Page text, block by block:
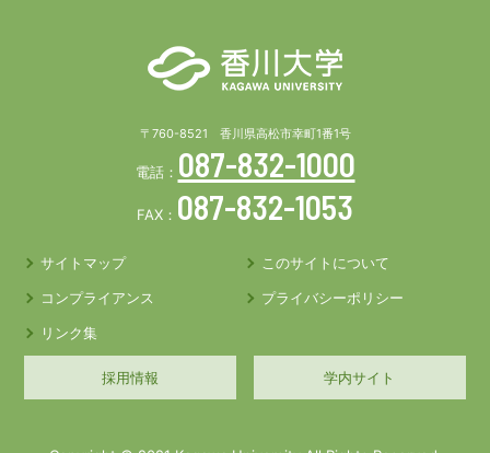
〒760-8521 香川県高松市幸町1番1号
電話： 087-832-1000
FAX： 087-832-1053
サイトマップ
このサイトについて
コンプライアンス
プライバシーポリシー
リンク集
採用情報 学内サイト